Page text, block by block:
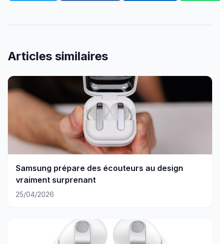
Articles similaires
Samsung prépare des écouteurs au design
vraiment surprenant
25/04/2026